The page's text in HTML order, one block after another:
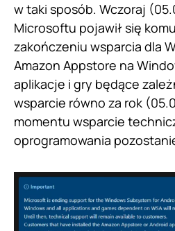
w taki sposób. Wczoraj
Microsoftu pojawił się
zakończeniu wsparcia dla
Amazon Appstore na
aplikacje i gry będące
wsparcie równo za rok
momentu wsparcie
oprogramowania